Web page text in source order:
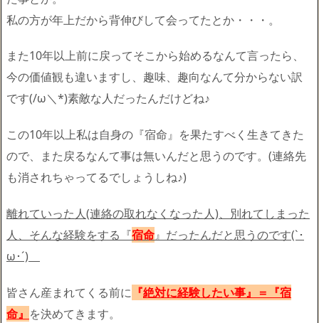
私の方が年上だから背伸びして会ってたとか・・・。
また10年以上前に戻ってそこから始めるなんて言ったら、
今の価値観も違いますし、趣味、趣向なんて分からない訳
です(/ω＼*)素敵な人だったんだけどね♪
この10年以上私は自身の『宿命』を果たすべく生きてきた
ので、また戻るなんて事は無いんだと思うのです。(連絡先
も消されちゃってるでしょうしね♪)
離れていった人(連絡の取れなくなった人)、別れてしまった
人、そんな経験をする『宿命』だったんだと思うのです(`･
ω･´)ゞ
皆さん産まれてくる前に 『絶対に経験したい事』＝『宿
命』 を決めてきます。